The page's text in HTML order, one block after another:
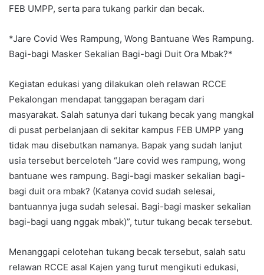
FEB UMPP, serta para tukang parkir dan becak.
*Jare Covid Wes Rampung, Wong Bantuane Wes Rampung.
Bagi-bagi Masker Sekalian Bagi-bagi Duit Ora Mbak?*
Kegiatan edukasi yang dilakukan oleh relawan RCCE
Pekalongan mendapat tanggapan beragam dari
masyarakat. Salah satunya dari tukang becak yang mangkal
di pusat perbelanjaan di sekitar kampus FEB UMPP yang
tidak mau disebutkan namanya. Bapak yang sudah lanjut
usia tersebut berceloteh “Jare covid wes rampung, wong
bantuane wes rampung. Bagi-bagi masker sekalian bagi-
bagi duit ora mbak? (Katanya covid sudah selesai,
bantuannya juga sudah selesai. Bagi-bagi masker sekalian
bagi-bagi uang nggak mbak)”, tutur tukang becak tersebut.
Menanggapi celotehan tukang becak tersebut, salah satu
relawan RCCE asal Kajen yang turut mengikuti edukasi,